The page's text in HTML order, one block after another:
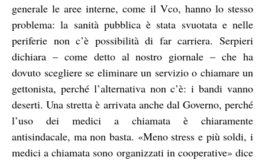
generale le aree interne, come il Vco, hanno lo stesso
problema: la sanità pubblica è stata svuotata e nelle
periferie non c’è possibilità di far carriera. Serpieri
dichiara – come detto al nostro giornale – che ha
dovuto scegliere se eliminare un servizio o chiamare un
gettonista, perché l’alternativa non c’è: i bandi vanno
deserti. Una stretta è arrivata anche dal Governo, perché
l’uso dei medici a chiamata è chiaramente
antisindacale, ma non basta. «Meno stress e più soldi, i
medici a chiamata sono organizzati in cooperative» dice